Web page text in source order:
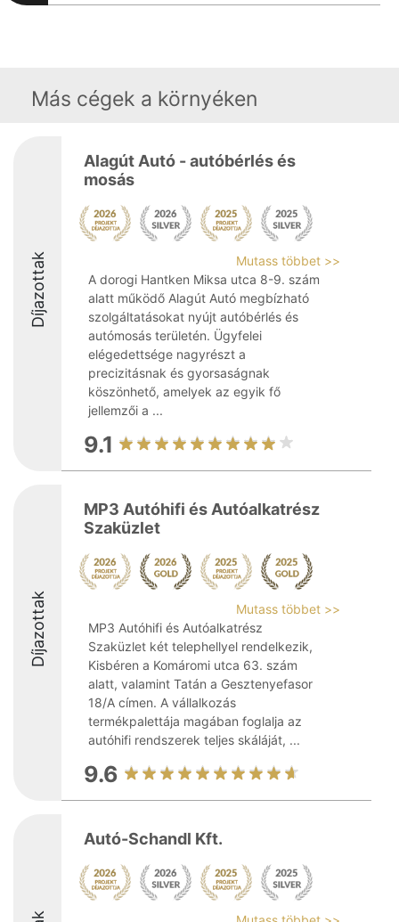
Más cégek a környéken
Díjazottak
Alagút Autó - autóbérlés és
mosás
Mutass többet >>
A dorogi Hantken Miksa utca 8-9. szám
alatt működő Alagút Autó megbízható
szolgáltatásokat nyújt autóbérlés és
autómosás területén. Ügyfelei
elégedettsége nagyrészt a
precizitásnak és gyorsaságnak
köszönhető, amelyek az egyik fő
jellemzői a ...
9.1
Díjazottak
MP3 Autóhifi és Autóalkatrész
Szaküzlet
Mutass többet >>
MP3 Autóhifi és Autóalkatrész
Szaküzlet két telephellyel rendelkezik,
Kisbéren a Komáromi utca 63. szám
alatt, valamint Tatán a Gesztenyefasor
18/A címen. A vállalkozás
termékpalettája magában foglalja az
autóhifi rendszerek teljes skáláját, ...
9.6
Autó-Schandl Kft.